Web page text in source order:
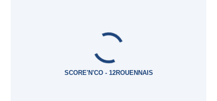
SCORE'N'CO - 12ROUENNAIS